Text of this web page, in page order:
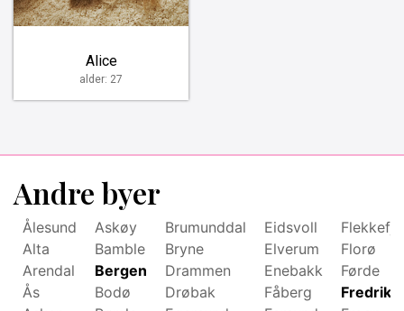
Alice
alder: 27
Andre byer
Ålesund
Alta
Arendal
Ås
Askøy
Bamble
Bergen
Bodø
Brumunddal
Bryne
Drammen
Drøbak
Eidsvoll
Elverum
Enebakk
Fåberg
Florø
Førde